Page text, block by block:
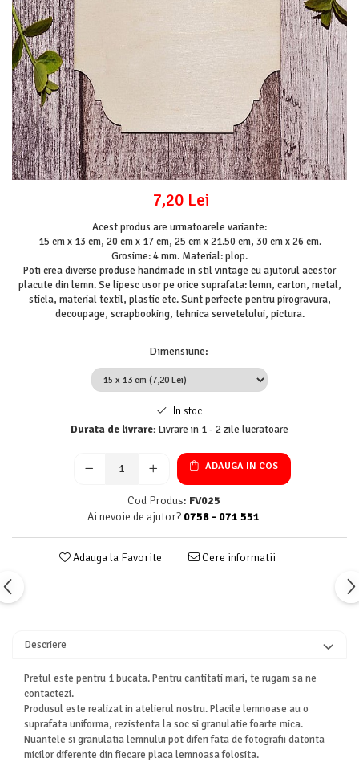
Mijloace de transport
Seturi figurine diverse
Forme vintage
Ornamente si scrapbooking
Scrapbooking
Placute
Rame foto
Suporturi decoupage, placute
7,20 Lei
Acest produs are urmatoarele variante:
15 cm x 13 cm, 20 cm x 17 cm, 25 cm x 21.50 cm, 30 cm x 26 cm.
Grosime: 4 mm. Material: plop.
Poti crea diverse produse handmade in stil vintage cu ajutorul acestor
placute din lemn. Se lipesc usor pe orice suprafata: lemn, carton, metal,
sticla, material textil, plastic etc. Sunt perfecte pentru pirogravura,
decoupage, scrapbooking, tehnica servetelului, pictura.
Dimensiune:
In stoc
Durata de livrare: Livrare in 1 - 2 zile lucratoare
ADAUGA IN COS
Cod Produs: FV025
Ai nevoie de ajutor? 0758 - 071 551
Adauga la Favorite Cere informatii
Descriere
Pretul este pentru 1 bucata. Pentru cantitati mari, te rugam sa ne
contactezi.
Produsul este realizat in atelierul nostru. Placile lemnoase au o
suprafata uniforma, rezistenta la soc si granulatie foarte mica.
Nuantele si granulatia lemnului pot diferi fata de fotografii datorita
micilor diferente din fiecare placa lemnoasa folosita.